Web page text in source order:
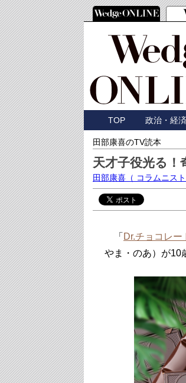
TOP 政治・経済
田部康喜のTV読本
天才子役光る！
田部康喜 （ コラムニスト
「 Dr.チョコレー
やま・のあ）が10